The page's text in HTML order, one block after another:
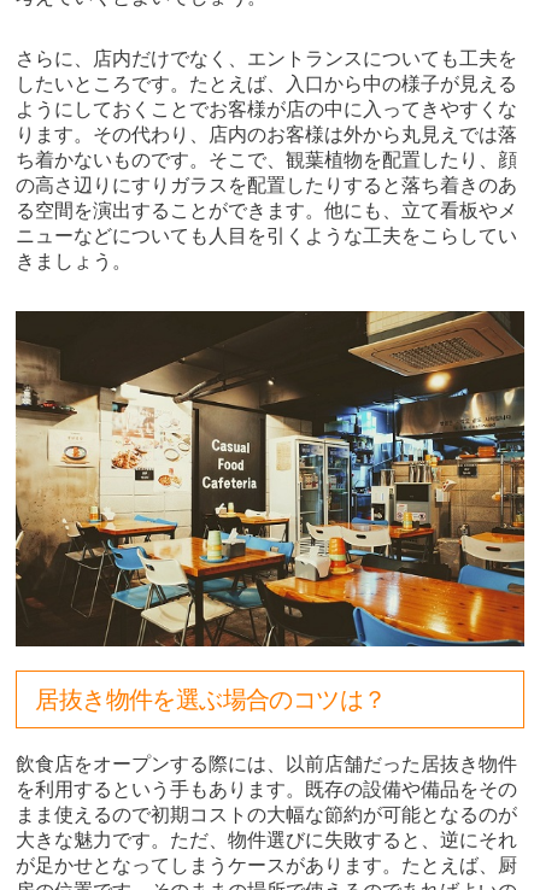
さらに、店内だけでなく、エントランスについても工夫を
したいところです。たとえば、入口から中の様子が見える
ようにしておくことでお客様が店の中に入ってきやすくな
ります。その代わり、店内のお客様は外から丸見えでは落
ち着かないものです。そこで、観葉植物を配置したり、顔
の高さ辺りにすりガラスを配置したりすると落ち着きのあ
る空間を演出することができます。他にも、立て看板やメ
ニューなどについても人目を引くような工夫をこらしてい
きましょう。
居抜き物件を選ぶ場合のコツは？
飲食店をオープンする際には、以前店舗だった居抜き物件
を利用するという手もあります。既存の設備や備品をその
まま使えるので初期コストの大幅な節約が可能となるのが
大きな魅力です。ただ、物件選びに失敗すると、逆にそれ
が足かせとなってしまうケースがあります。たとえば、厨